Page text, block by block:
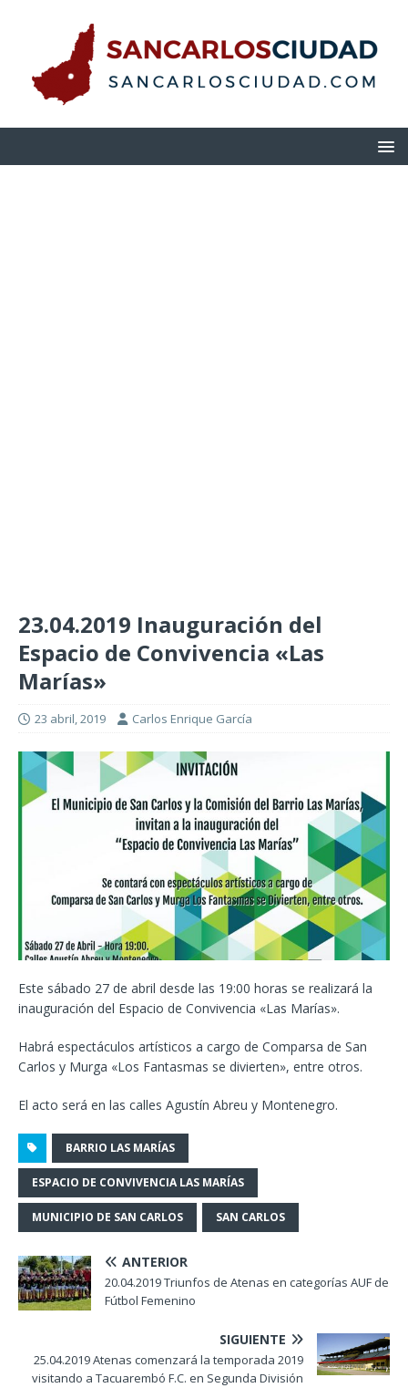
23.04.2019 Inauguración del
Espacio de Convivencia «Las
Marías»
23 abril, 2019 Carlos Enrique García
Este sábado 27 de abril desde las 19:00 horas se realizará la
inauguración del Espacio de Convivencia «Las Marías».
Habrá espectáculos artísticos a cargo de Comparsa de San
Carlos y Murga «Los Fantasmas se divierten», entre otros.
El acto será en las calles Agustín Abreu y Montenegro.
BARRIO LAS MARÍAS
ESPACIO DE CONVIVENCIA LAS MARÍAS
MUNICIPIO DE SAN CARLOS SAN CARLOS
ANTERIOR
20.04.2019 Triunfos de Atenas en categorías AUF de
Fútbol Femenino
SIGUIENTE
25.04.2019 Atenas comenzará la temporada 2019
visitando a Tacuarembó F.C. en Segunda División